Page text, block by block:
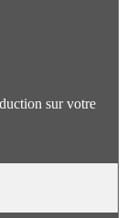
sur votre